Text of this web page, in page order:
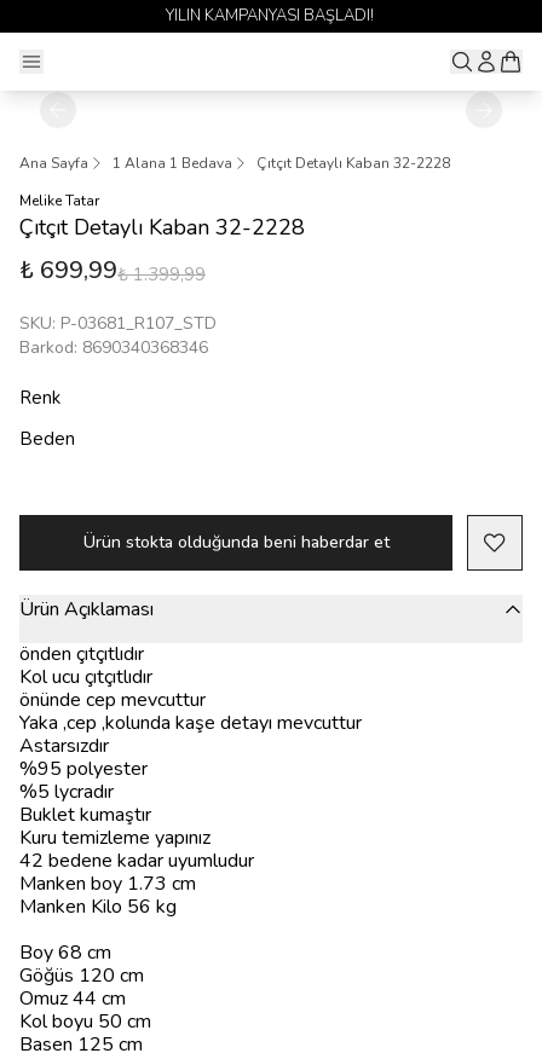
YILIN KAMPANYASI BAŞLADI!
Ana Sayfa 1 Alana 1 Bedava
Çıtçıt Detaylı Kaban 32-2228
Melike Tatar
Çıtçıt Detaylı Kaban 32-2228
₺ 699,99₺ 1.399,99
SKU: P-03681_R107_STD
Barkod: 8690340368346
Renk
Beden
Ürün stokta olduğunda beni haberdar et
Ürün Açıklaması
önden çıtçıtlıdır
Kol ucu çıtçıtlıdır
önünde cep mevcuttur
Yaka ,cep ,kolunda kaşe detayı mevcuttur
Astarsızdır
%95 polyester
%5 lycradır
Buklet kumaştır
Kuru temizleme yapınız
42 bedene kadar uyumludur
Manken boy 1.73 cm
Manken Kilo 56 kg
Boy 68 cm
Göğüs 120 cm
Omuz 44 cm
Kol boyu 50 cm
Basen 125 cm